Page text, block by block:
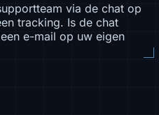
via de chat op
tracking. Is de chat
e-mail op uw eigen